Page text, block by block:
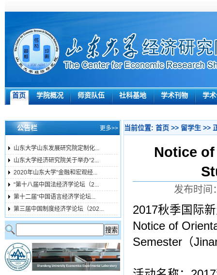
首页 学院概况 师资队伍 社科基地 学术刊物 学
公告栏 更多>>
山东大学山东发展研究院定制化...
山东大学经济研究院关于举办“2...
2020年山东大学“金融和宏观经...
“第十八届中国法经济学论坛（2...
第十二届“中国语言经济学论坛...
第三届中国制度经济学论坛（202...
当前位置: 首页 >> 留学生 >>
Notice
发布时
2017秋季国际
Notice of
Semester（